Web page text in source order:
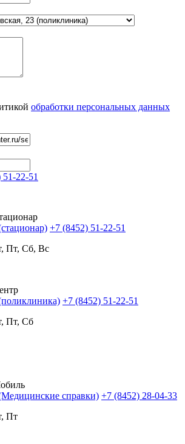
обработки персональных данных
22-51
+7 (8452) 51-22-51
Пт, Сб, Вс
+7 (8452) 51-22-51
Пт, Сб
справки) +7 (8452) 28-04-33
Пт